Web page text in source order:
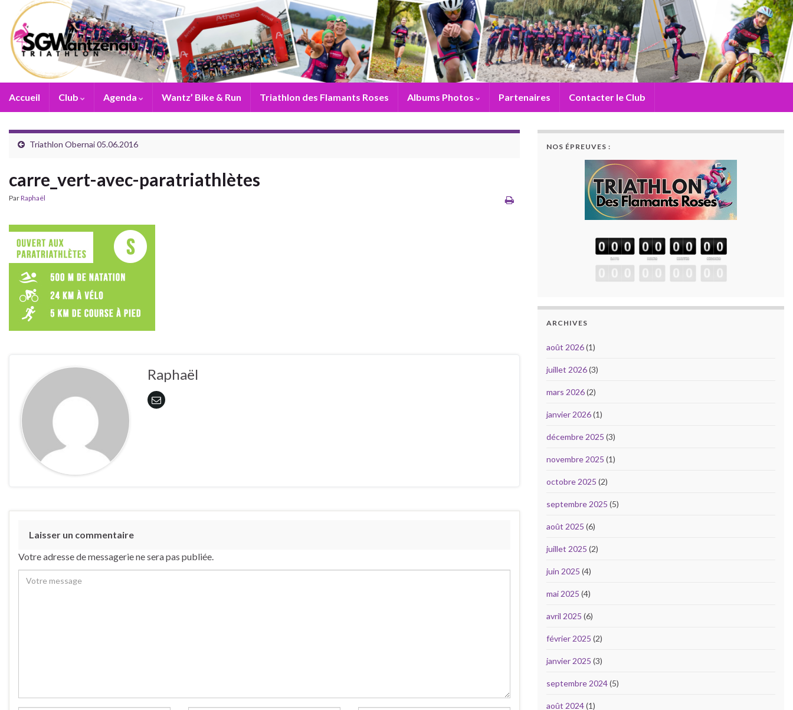
Accueil Club Agenda Wantz’ Bike & Run Triathlon des Flamants Roses Albums Photos Partenaires Contacter le Club
Triathlon Obernai 05.06.2016
carre_vert-avec-paratriathlètes
ParRaphaël
Raphaël
Laisser un commentaire
Votre adresse de messagerie ne sera pas publiée.
NOS ÉPREUVES :
ARCHIVES
août 2026(1)
juillet 2026(3)
mars 2026(2)
janvier 2026(1)
décembre 2025 (3)
novembre 2025 (1)
octobre 2025 (2)
septembre 2025 (5)
août 2025 (6)
juillet 2025 (2)
juin 2025 (4)
mai 2025 (4)
avril 2025 (6)
février 2025 (2)
janvier 2025 (3)
septembre 2024(5)
août 2024(1)